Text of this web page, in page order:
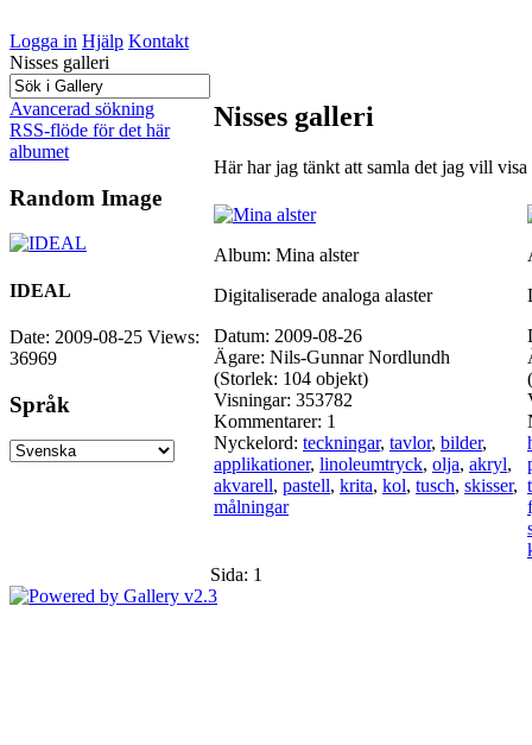
Logga in Hjälp Kontakt
Nisses galleri
Avancerad sökning
RSS-flöde för det här
albumet
Random Image
IDEAL
Date: 2009-08-25 Views:
36969
Språk
Nisses galleri
Här har jag tänkt att samla det jag vill
Album: Mina alster
Digitaliserade analoga alaster
Datum: 2009-08-26
Ägare: Nils-Gunnar Nordlundh
(Storlek: 104 objekt)
Visningar: 353782
Kommentarer: 1
Nyckelord: teckningar, tavlor, bilder,
applikationer, linoleumtryck, olja, akryl,
akvarell, pastell, krita, kol, tusch, skisser,
målningar
Sida: 1